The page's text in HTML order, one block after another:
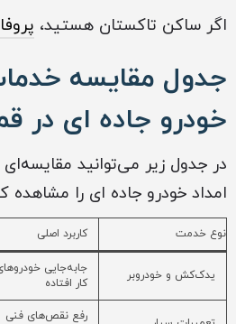
اگر ساکن تاکستان هستید،
جدول مقایسه
خودرو جاده ای در
در جدول زیر می‌توانید
امداد خودرو جاده ای را مشاهده
نوع خدمت کاربرد اصلی
یدک‌کش و خودروبر
جابه‌جایی
کار افتاده
رفع نقص‌های فنی